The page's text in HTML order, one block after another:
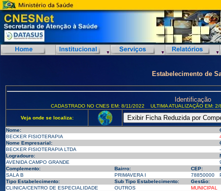
Estabelecimento de
Identificação
CADASTRADO NO CNES EM: 8/11/2022 ULTIMA ATUALIZAÇÃO EM:
Veja onde se localiza:
Nome:
BECKER FISIOTERAPIA
Nome Empresarial:
BECKER FISIOTERAPIA LTDA
Logradouro:
AVENIDA CAMPO GRANDE
Complemento:
Bairro: CEP:
SALA B
PRIMAVERA I 78850000
Tipo Estabelecimento:
Sub Tipo Estabelecimento:
Gestão:
CLINICA/CENTRO DE ESPECIALIDADE
OUTROS
MUNICIPAL